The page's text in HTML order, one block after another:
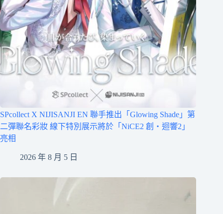
SPcollect X NIJISANJI EN 聯手推出「Glowing Shade」第
二彈聯名彩妝 線下特別展示將於「NiCE2 創・迴響2」
亮相
2026 年 8 月 5 日